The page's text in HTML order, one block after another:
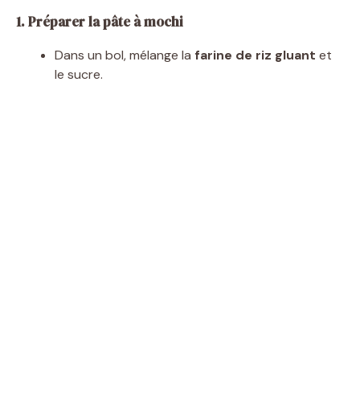
1. Préparer la pâte à mochi
Dans un bol, mélange la farine de riz gluant et
le sucre.